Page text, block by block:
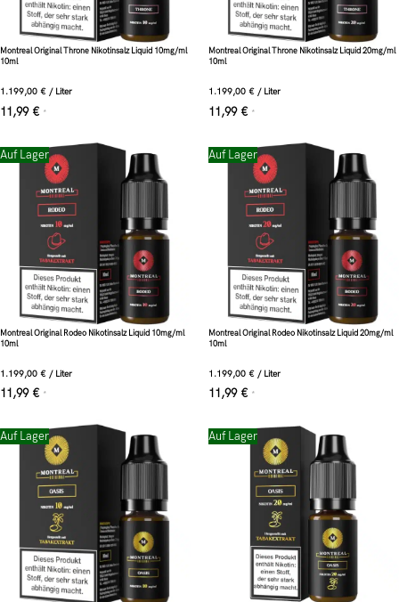
Montreal Original Throne Nikotinsalz Liquid 10mg/ml
10ml
1.199,00 € / Liter
11,99 € *
Montreal Original Throne Nikotinsalz Liquid 20mg/ml
10ml
1.199,00 € / Liter
11,99 € *
Auf Lager
Montreal Original Rodeo Nikotinsalz Liquid 10mg/ml
10ml
1.199,00 € / Liter
11,99 € *
Auf Lager
Montreal Original Rodeo Nikotinsalz Liquid 20mg/ml
10ml
1.199,00 € / Liter
11,99 € *
Auf Lager Auf Lager